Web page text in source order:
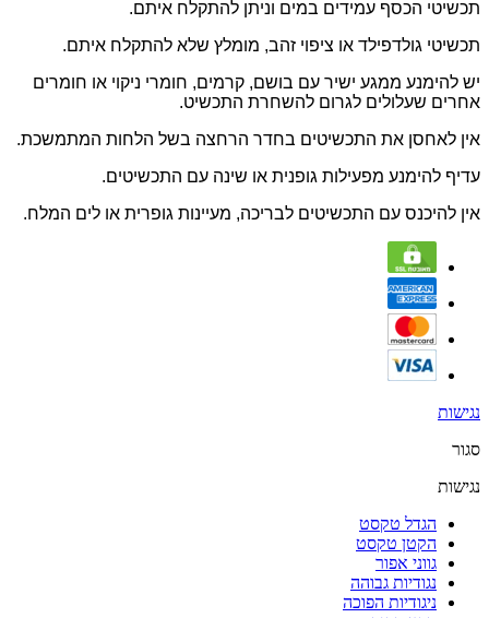
תכשיטי הכסף עמידים במים וניתן להתקלח איתם.
תכשיטי גולדפילד או ציפוי זהב, מומלץ שלא להתקלח איתם.
יש להימנע ממגע ישיר עם בושם, קרמים, חומרי ניקוי או חומרים
אחרים שעלולים לגרום להשחרת התכשיט.
אין לאחסן את התכשיטים בחדר הרחצה בשל הלחות המתמשכת.
עדיף להימנע מפעילות גופנית או שינה עם התכשיטים.
אין להיכנס עם התכשיטים לבריכה, מעיינות גופרית או לים המלח.
נגישות
סגור
נגישות
הגדל טקסט
הקטן טקסט
גווני אפור
נגודיות גבוהה
ניגודיות הפוכה